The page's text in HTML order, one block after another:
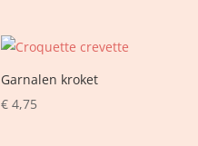
Garnalen kroket
€ 4,75